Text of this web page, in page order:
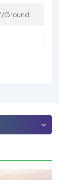
Ground